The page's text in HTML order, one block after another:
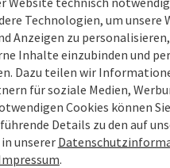
Technologien, um unsere
Anzeigen zu
Inhalte einzubinden und
Dazu teilen wir
für soziale Medien,
Cookies können
Details zu den auf
unserer
.